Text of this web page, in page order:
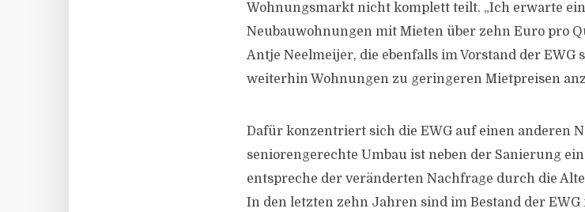
Wohnungsmarkt nicht komplett teilt. „Ich erwarte
Neubauwohnungen mit Mieten über zehn Euro pro
Antje Neelmeijer, die ebenfalls im Vorstand der EWG
weiterhin Wohnungen zu geringeren Mietpreisen
Dafür konzentriert sich die EWG auf einen anderen
seniorengerechte Umbau ist neben der Sanierung
entspreche der veränderten Nachfrage durch die
In den letzten zehn Jahren sind im Bestand der